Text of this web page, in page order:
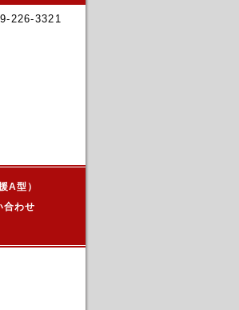
226-3321
A型）
合わせ